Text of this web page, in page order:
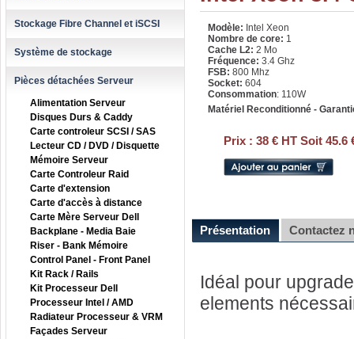
Stockage Fibre Channel et iSCSI
Système de stockage
Pièces détachées Serveur
Alimentation Serveur
Disques Durs & Caddy
Carte controleur SCSI / SAS
Lecteur CD / DVD / Disquette
Mémoire Serveur
Carte Controleur Raid
Carte d'extension
Carte d'accès à distance
Carte Mère Serveur Dell
Backplane - Media Baie
Riser - Bank Mémoire
Control Panel - Front Panel
Kit Rack / Rails
Kit Processeur Dell
Processeur Intel / AMD
Radiateur Processeur & VRM
Façades Serveur
Modèle: Intel Xeon
Nombre de core: 1
Cache L2: 2 Mo
Fréquence: 3.4 Ghz
FSB: 800 Mhz
Socket: 604
Consommation: 110W
Matériel Reconditionné -
Prix : 38 € HT Soit 45.6
Présentation Contactez
Idéal pour
elements